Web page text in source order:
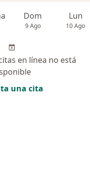
Dom
9 Ago
Lun
10 Ago
en línea no está
una cita